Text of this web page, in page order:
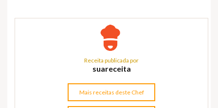
Receita publicada por
suareceita
Mais receitas deste Chef